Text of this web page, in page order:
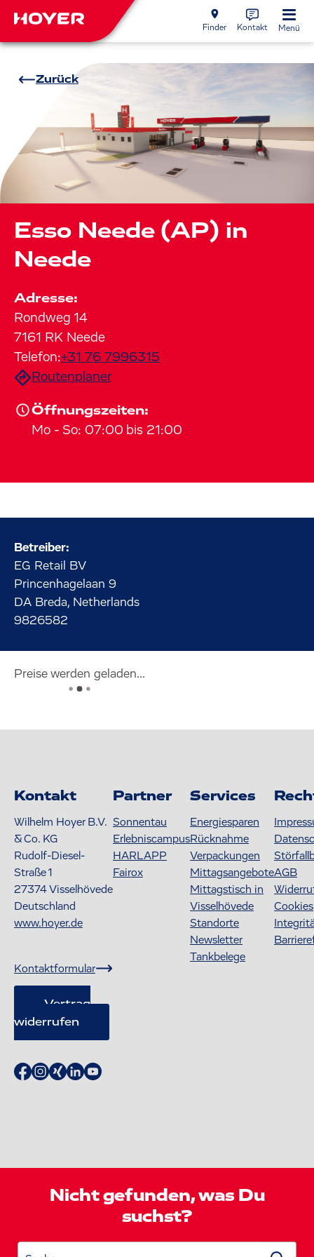
Finder Kontakt Menü
Zurück
Esso Neede (AP) in
Neede
Adresse:
Rondweg 14
7161 RK Neede
Telefon:+31 76 7996315
Routenplaner
Öffnungszeiten:
Mo - So: 07:00 bis 21:00
Betreiber:
EG Retail BV
Princenhagelaan 9
DA Breda, Netherlands
9826582
Preise werden geladen...
Kontakt
Wilhelm Hoyer B.V.
& Co. KG
Rudolf-Diesel-
Straße 1
27374Visselhövede
Deutschland
www.hoyer.de
Kontaktformular
Vertrag
widerrufen
Partner
Sonnentau
Erlebniscampus
HARLAPP
Fairox
Services
Energiesparen
Rücknahme
Verpackungen
Mittagsangebote
Mittagstisch in
Visselhövede
Standorte
Newsletter
Tankbelege
AGB
Cookies
Nicht gefunden, was Du
suchst?